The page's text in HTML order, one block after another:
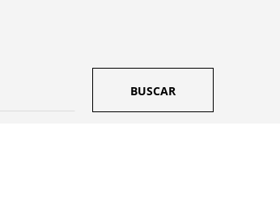
BUSCAR